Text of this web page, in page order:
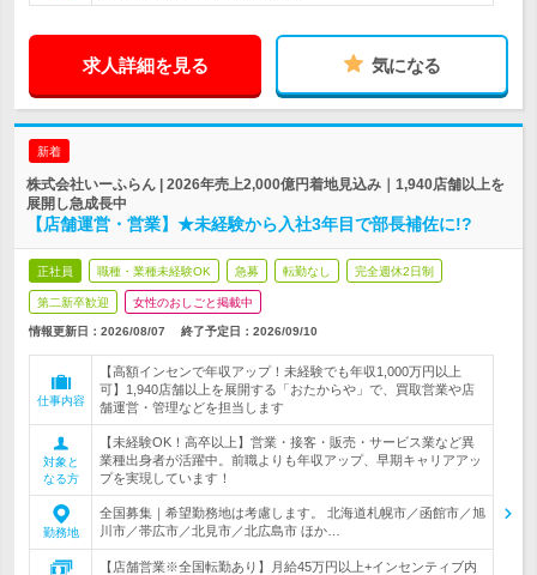
求人詳細を見る 気になる
新着
株式会社いーふらん | 2026年売上2,000億円着地見込み｜1,940店舗以上を
展開し急成長中
【店舗運営・営業】★未経験から入社3年目で部長補佐に!?
正社員 職種・業種未経験OK 急募 転勤なし 完全週休2日制
第二新卒歓迎 女性のおしごと掲載中
情報更新日：2026/08/07 終了予定日： 2026/09/10
仕事内容
【高額インセンで年収アップ！未経験でも年収1,000万円以上
可】1,940店舗以上を展開する「おたからや」で、買取営業や店
舗運営・管理などを担当します
対象と
なる方
【未経験OK！高卒以上】営業・接客・販売・サービス業など異
業種出身者が活躍中。前職よりも年収アップ、早期キャリアアッ
プを実現しています！
勤務地
全国募集｜希望勤務地は考慮します。 北海道札幌市／函館市／旭
川市／帯広市／北見市／北広島市 ほか…
【店舗営業※全国転勤あり】月給45万円以上+インセンティブ内